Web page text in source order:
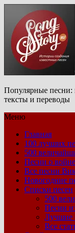
Популярные песни:
тексты и переводы
Меню
Главная
100 лучших
500
Песни о войне
Все песни
Новогодние
Списки песен
500
Песни
Лучшие
Все